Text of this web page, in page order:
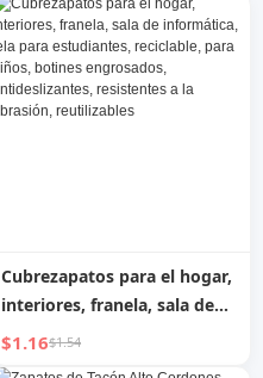
Cubrezapatos para el hogar,
interiores, franela, sala de
informática, tela para
estudiantes, reciclable, para
$1.16$1.54